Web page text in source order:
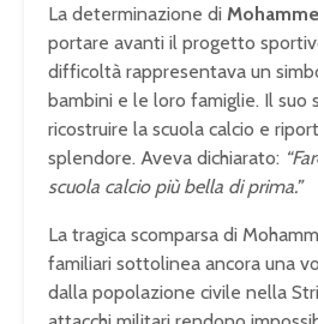
La determinazione di
portare avanti il progetto
difficoltà rappresentava un
bambini e le loro famiglie. Il suo
ricostruire la scuola calcio e
splendore. Aveva dichiarato:
scuola calcio più bella di prima.”
La tragica scomparsa di
familiari sottolinea ancora una
dalla popolazione civile nella